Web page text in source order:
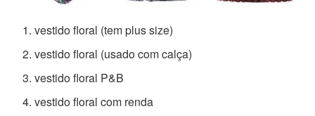
vestido floral (tem plus size)
vestido floral (usado com calça)
vestido floral P&B
vestido floral com renda